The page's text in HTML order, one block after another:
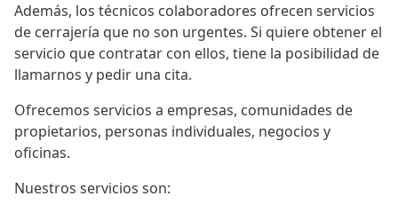
Además, los técnicos colaboradores ofrecen servicios
de cerrajería que no son urgentes. Si quiere obtener el
servicio que contratar con ellos, tiene la posibilidad de
llamarnos y pedir una cita.
Ofrecemos servicios a empresas, comunidades de
propietarios, personas individuales, negocios y
oficinas.
Nuestros servicios son: